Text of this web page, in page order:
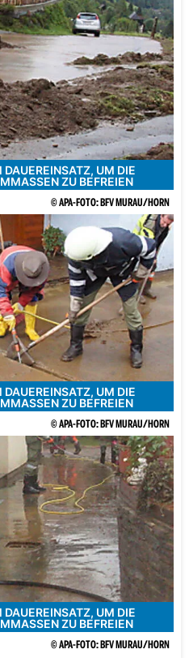
DAUEREINSATZ, UM DIE
ZU BEFREIEN
© APA-FOTO: BFV MURAU/HORN
DAUEREINSATZ, UM DIE
ZU BEFREIEN
© APA-FOTO: BFV MURAU/HORN
DAUEREINSATZ, UM DIE
ZU BEFREIEN
© APA-FOTO: BFV MURAU/HORN